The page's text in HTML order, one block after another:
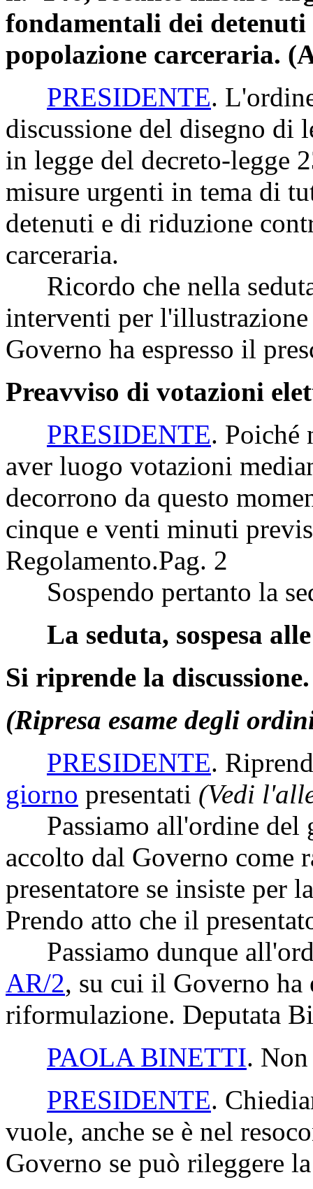
fondamentali dei
popolazione carceraria.
PRESIDENTE.
discussione del disegno
in legge del decreto-legge
misure urgenti in tema di
detenuti e di riduzione
carceraria.
Ricordo che nella
interventi per
Governo ha espresso il
Preavviso di votazioni
PRESIDENTE. Poiché
aver luogo votazioni
decorrono da questo
cinque e venti minuti
Regolamento.Pag. 2
Sospendo pertanto la
La seduta, sospesa
Si riprende la discussione.
(Ripresa esame degli
PRESIDENTE.
giorno presentati (Vedi
Passiamo all'ordine del
accolto dal Governo come
presentatore se insiste per
Prendo atto che il
Passiamo dunque
AR/2, su cui il Governo ha
riformulazione. Deputata
PAOLA BINETTI.
PRESIDENTE.
vuole, anche se è nel
Governo se può rileggere